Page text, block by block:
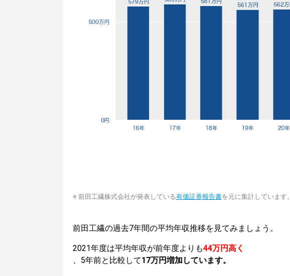
※ 前田工繊株式会社が発表している有価証券報告書を元に集計しています。
前田工繊の過去7年間の平均年収推移を見てみましょう。
2021年度は平均年収が前年度よりも44万円高く
、5年前と比較して17万円増加しています。